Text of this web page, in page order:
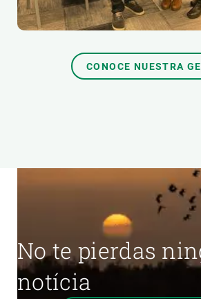
CONOCE NUESTRA
No te pierdas
notícia